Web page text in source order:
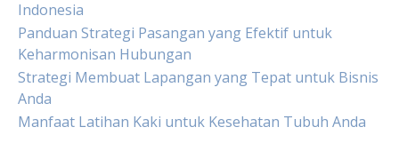
Indonesia
Panduan Strategi Pasangan yang Efektif untuk
Keharmonisan Hubungan
Strategi Membuat Lapangan yang Tepat untuk Bisnis
Anda
Manfaat Latihan Kaki untuk Kesehatan Tubuh Anda